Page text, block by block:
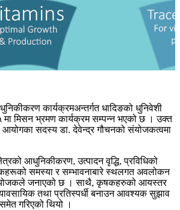
कार्यक्रमअन्तर्गत धादिङको धुनिवेशी
मा मिसन भ्रमण कार्यक्रम सम्पन्न भएको छ । उक्त
आयोगका सदस्य डा. देवेन्द्र गौचनको संयोजकत्वमा
आधुनिकीकरण, उत्पादन वृद्धि, प्रविधिको
समस्या र सम्भावनाबारे स्थलगत अवलोकन
जनाएको छ । साथै, कृषकहरुको आयस्तर
तथा प्रतिस्पर्धी बनाउन आवश्यक सुझाव
गरिएको थियो ।